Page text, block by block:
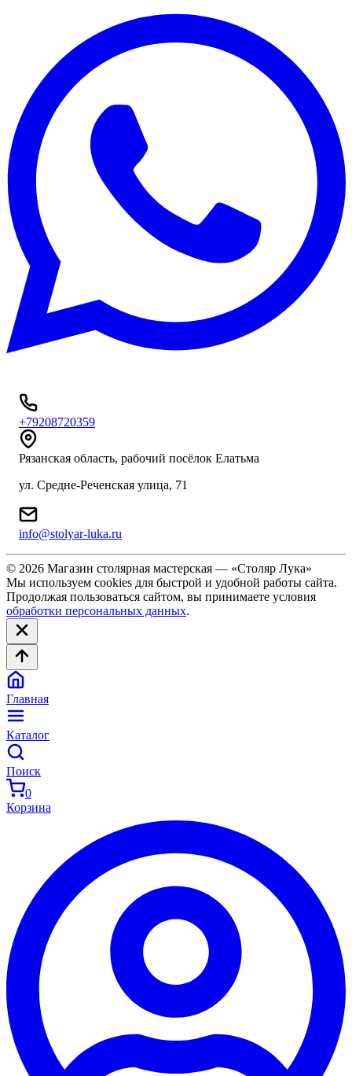
+79208720359
Рязанская область, рабочий посёлок Елатьма
ул. Средне-Реченская улица, 71
info@stolyar-luka.ru
© 2026 Магазин столярная мастерская — «Столяр Лука»
Мы используем cookies для быстрой и удобной работы сайта.
Продолжая пользоваться сайтом, вы принимаете условия
обработки персональных данных.
Главная
Каталог
Поиск
0
Корзина